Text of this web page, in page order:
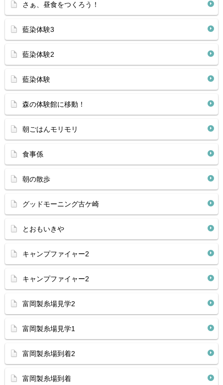
さぁ、昼食をつくろう！
藍染体験3
藍染体験2
藍染体験
森の体験館に移動！
朝ごはんモリモリ
食事係
朝の散歩
グッドモーニング古ケ崎
とおもいきや
キャンプファイャー2
キャンプファイャー2
富岡製糸場見学2
富岡製糸場見学1
富岡製糸場到着2
富岡製糸場到着